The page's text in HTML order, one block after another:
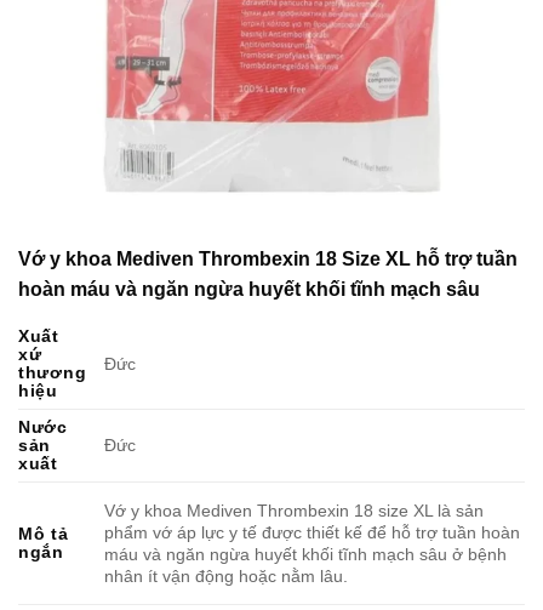
Vớ y khoa Mediven Thrombexin 18 Size XL hỗ trợ tuần
hoàn máu và ngăn ngừa huyết khối tĩnh mạch sâu
Xuất
xứ
thương
hiệu
Đức
Nước
sản
xuất
Đức
Mô tả
ngắn
Vớ y khoa Mediven Thrombexin 18 size XL là sản
phẩm vớ áp lực y tế được thiết kế để hỗ trợ tuần hoàn
máu và ngăn ngừa huyết khối tĩnh mạch sâu ở bệnh
nhân ít vận động hoặc nằm lâu.